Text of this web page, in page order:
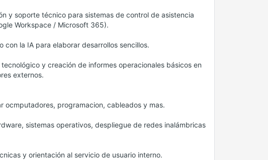
y soporte técnico para sistemas de control de asistencia
Workspace / Microsoft 365).
con la IA para elaborar desarrollos sencillos.
y creación de informes operacionales básicos en
externos.
ocmputadores, programacion, cableados y mas.
sistemas operativos, despliegue de redes inalámbricas
y orientación al servicio de usuario interno.